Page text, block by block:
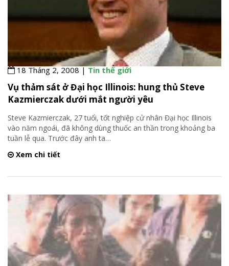
18 Tháng 2, 2008 |Tin thế giới
Vụ thảm sát ở Đại học Illinois: hung thủ Steve
Kazmierczak dưới mắt người yêu
Steve Kazmierczak, 27 tuổi, tốt nghiệp cử nhân Đại học Illinois
vào năm ngoái, đã không dùng thuốc an thần trong khoảng ba
tuần lễ qua. Trước đây anh ta…
Xem chi tiết